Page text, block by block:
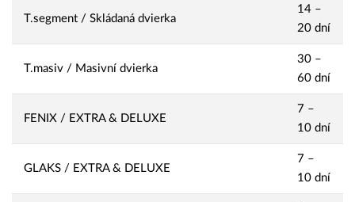
T.segment / Skládaná dvierka
14 –
20 dní
T.masiv / Masivní dvierka
30 –
60 dní
FENIX / EXTRA & DELUXE
7 –
10 dní
GLAKS / EXTRA & DELUXE
7 –
10 dní